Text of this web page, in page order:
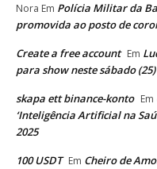
Nora Em Polícia Militar da
promovida ao posto de
Create a free account Em
para show neste sábado
skapa ett binance-konto Em
‘Inteligência Artificial na
2025
100 USDT Em Cheiro de